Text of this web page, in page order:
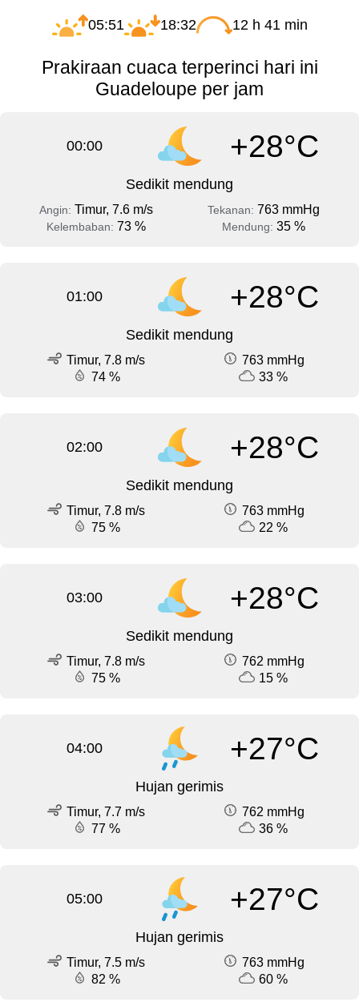
05:51 18:32 12 h 41 min
Prakiraan cuaca terperinci hari ini
Guadeloupe per jam
00:00 +28°C
Sedikit mendung
Angin: Timur, 7.6 m/s Tekanan: 763 mmHg
Kelembaban: 73 % Mendung: 35 %
01:00 +28°C
Sedikit mendung
Timur, 7.8 m/s
763 mmHg
74 %
33 %
02:00 +28°C
Sedikit mendung
Timur, 7.8 m/s
763 mmHg
75 %
22 %
03:00 +28°C
Sedikit mendung
Timur, 7.8 m/s
762 mmHg
75 %
15 %
04:00 +27°C
Hujan gerimis
Timur, 7.7 m/s
762 mmHg
77 %
36 %
05:00 +27°C
Hujan gerimis
Timur, 7.5 m/s
763 mmHg
82 %
60 %